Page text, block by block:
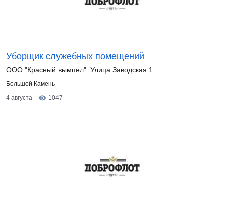
Уборщик служебных помещений
ООО "Красный вымпел". Улица Заводская 1
Большой Камень
4 августа
1047